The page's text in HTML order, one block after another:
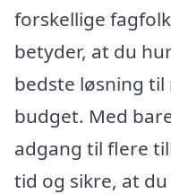
forskellige
betyder, at du
bedste løsning
budget. Med
adgang til flere
tid og sikre, at